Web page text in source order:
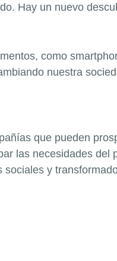
Hay un nuevo
como
nuestra
que pueden
las necesidades del
y